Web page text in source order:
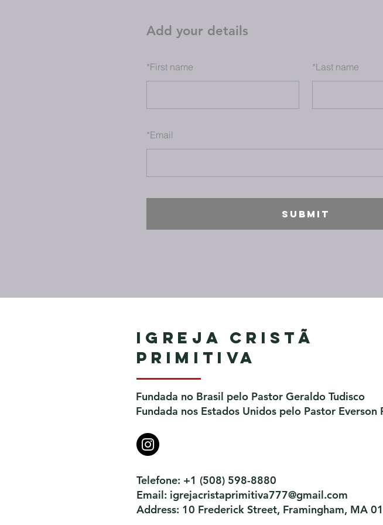
Add your details
*First name *Last name
*Email
SUBMIT
Igreja Cristã
Primitiva
Fundada no Brasil pelo Pastor Geraldo Tudisco
Fundada nos Estados Unidos pelo Pastor Everson
Telefone: +1 (508) 598-8880
Email: igrejacristaprimitiva777@gmail.com
Address: 10 Frederick Street, Framingham, MA